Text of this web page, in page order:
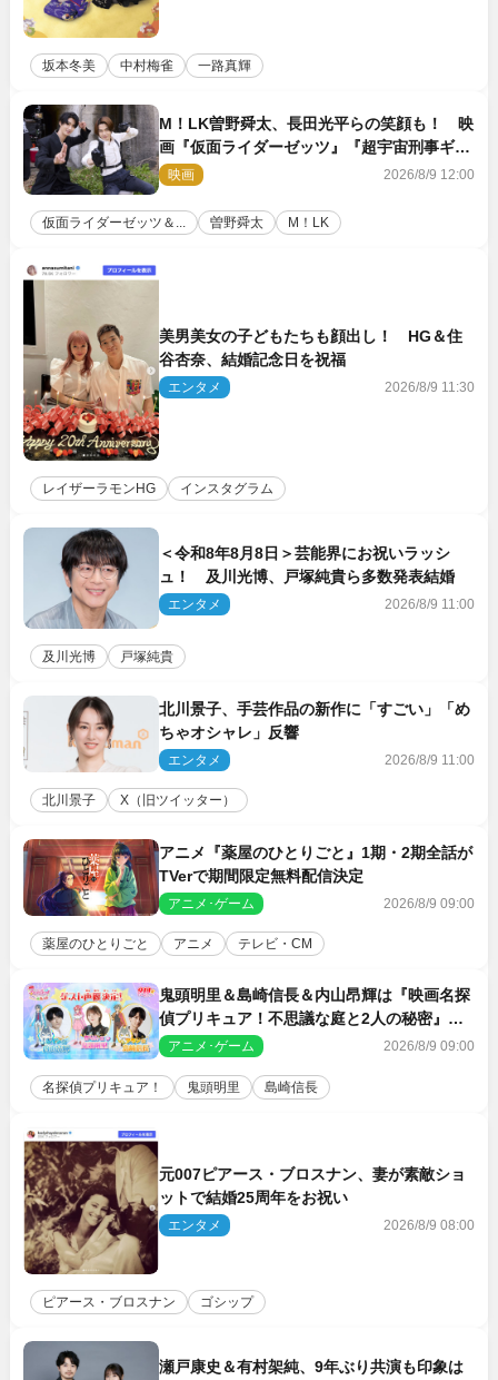
坂本冬美 中村梅雀 一路真輝
M！LK曽野舜太、長田光平らの笑顔も！ 映
画『仮面ライダーゼッツ』『超宇宙刑事ギャ
バン インフィニティ』オフショット到着
映画 2026/8/9 12:00
仮面ライダーゼッツ＆... 曽野舜太 M！LK
美男美女の子どもたちも顔出し！ HG＆住
谷杏奈、結婚記念日を祝福
エンタメ 2026/8/9 11:30
レイザーラモンHG インスタグラム
＜令和8年8月8日＞芸能界にお祝いラッシ
ュ！ 及川光博、戸塚純貴ら多数発表結婚
エンタメ 2026/8/9 11:00
及川光博 戸塚純貴
北川景子、手芸作品の新作に「すごい」「め
ちゃオシャレ」反響
エンタメ 2026/8/9 11:00
北川景子 X（旧ツイッター）
アニメ『薬屋のひとりごと』1期・2期全話が
TVerで期間限定無料配信決定
アニメ･ゲーム 2026/8/9 09:00
薬屋のひとりごと アニメ テレビ・CM
鬼頭明里＆島崎信長＆内山昂輝は『映画名探
偵プリキュア！不思議な庭と2人の秘密』ゲ
スト声優に決定
アニメ･ゲーム 2026/8/9 09:00
名探偵プリキュア！ 鬼頭明里 島崎信長
元007ピアース・ブロスナン、妻が素敵ショ
ットで結婚25周年をお祝い
エンタメ 2026/8/9 08:00
ピアース・ブロスナン ゴシップ
瀬戸康史＆有村架純、9年ぶり共演も印象は